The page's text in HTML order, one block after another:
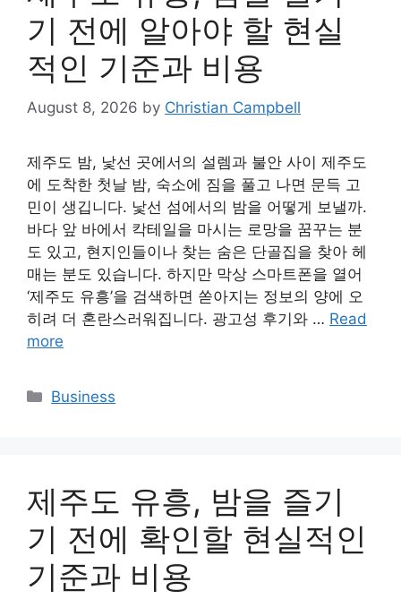
기 전에 알아야 할 현실
적인 기준과 비용
August 8, 2026 by Christian Campbell
제주도 밤, 낯선 곳에서의 설렘과 불안 사이 제주도
에 도착한 첫날 밤, 숙소에 짐을 풀고 나면 문득 고
민이 생깁니다. 낯선 섬에서의 밤을 어떻게 보낼까.
바다 앞 바에서 칵테일을 마시는 로망을 꿈꾸는 분
도 있고, 현지인들이나 찾는 숨은 단골집을 찾아 헤
매는 분도 있습니다. 하지만 막상 스마트폰을 열어
‘제주도 유흥’을 검색하면 쏟아지는 정보의 양에 오
히려 더 혼란스러워집니다. 광고성 후기와 … Read
more
Categories
Business
제주도 유흥, 밤을 즐기
기 전에 확인할 현실적인
기준과 비용